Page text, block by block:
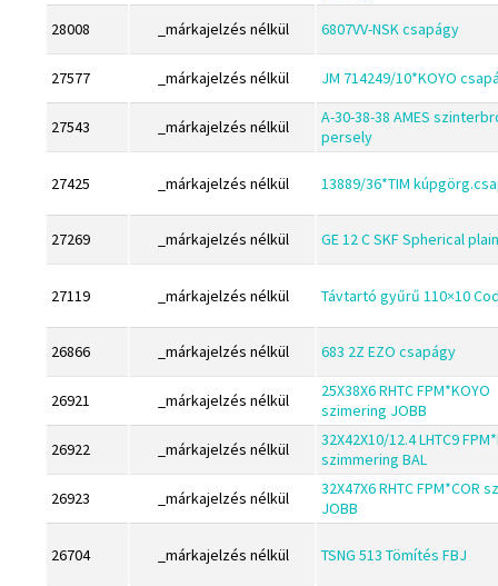
Contitech
CX
DKF
DTE
E.v.
ESE
Excelbelt
FAG
FBJ
FK
CDX
CHF
CHI
Codex
Codex Extreme
COM-A
Corteco
Dichtomatik
DKF
DTE
28008 _márkajelzés nélkül 6807VV-NSK csapágy
27577 _márkajelzés nélkül JM 714249/10*KOYO
27543 _márkajelzés nélkül
A-30-38-38 AMES
persely
27425 _márkajelzés nélkül 13889/36*TIM
27269 _márkajelzés nélkül GE 12 C SKF Spherical
27119 _márkajelzés nélkül Távtartó gyűrű 110×10
26866 _márkajelzés nélkül 683 2Z EZO csapágy
26921 _márkajelzés nélkül
25X38X6 RHTC FPM*KOYO
szimering JOBB
26922 _márkajelzés nélkül
32X42X10/12.4 LHTC9
szimmering BAL
26923 _márkajelzés nélkül
32X47X6 RHTC FPM*COR
JOBB
26704 _márkajelzés nélkül TSNG 513 Tömítés FBJ